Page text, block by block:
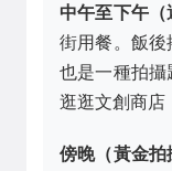
中午至下午（
街用餐。飯後
也是一種拍攝
逛逛文創商店
傍晚（黃金拍